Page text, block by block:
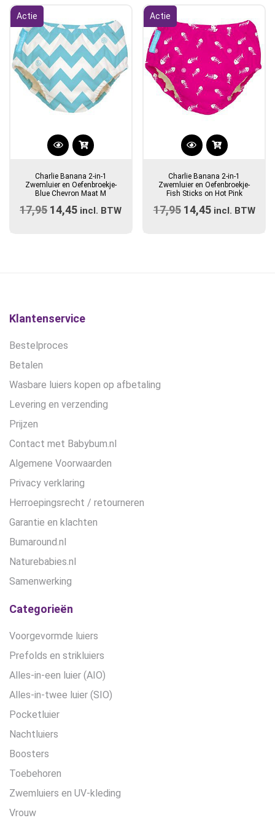
worden
op
de
productpagina
Actie
Charlie Banana 2-in-1
Zwemluier en Oefenbroekje-
Blue Chevron Maat M
17,95 Oorspronkelijke
14,45 Huidige
incl. BTW
Actie
Dit
heeft
meerdere
variaties.
Charlie Banana 2-in-1
Zwemluier en Oefenbroekje-
Fish Sticks on Hot Pink
17,95 Oorspronkelijke
14,45Huidige
incl. BTW
Klantenservice
Bestelproces
Betalen
Wasbare luiers kopen op afbetaling
Levering en verzending
Prijzen
Contact met Babybum.nl
Algemene Voorwaarden
Privacy verklaring
Herroepingsrecht / retourneren
Garantie en klachten
Bumaround.nl
Naturebabies.nl
Samenwerking
Categorieën
Voorgevormde luiers
Prefolds en strikluiers
Alles-in-een luier (AIO)
Alles-in-twee luier (SIO)
Pocketluier
Nachtluiers
Boosters
Toebehoren
Zwemluiers en UV-kleding
Vrouw